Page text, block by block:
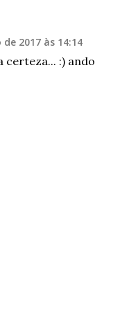
2017 às 14:14
certeza... :) ando